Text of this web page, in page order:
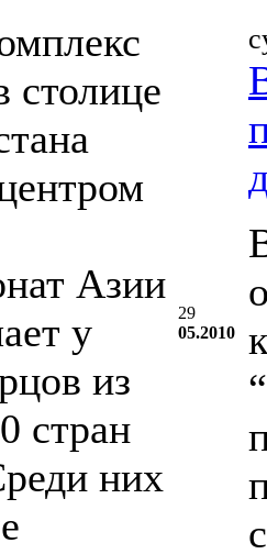
столице
Азии
у
из
стран
них
29
05.2010